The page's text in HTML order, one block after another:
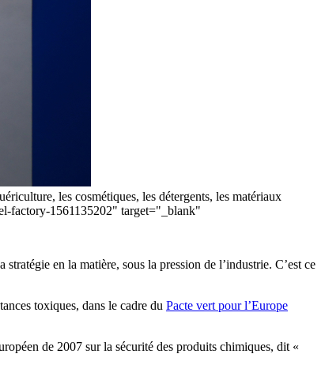
les cosmétiques, les détergents, les matériaux
factory-1561135202" target="_blank"
en la matière, sous la pression de l’industrie. C’est ce
toxiques, dans le cadre du Pacte vert pour l’Europe
de 2007 sur la sécurité des produits chimiques, dit «